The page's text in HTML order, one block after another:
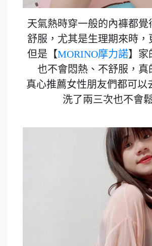
天氣熱時穿一般的內褲都覺
舒服，尤其是生理期來時，
但是【MORINO摩力諾】家
也不會悶熱、不舒服，真
真心推薦女性朋友們都可以
洗了兩三次也不會